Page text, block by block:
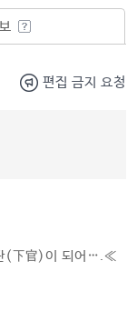
편집 금지 요청
관(下官)이 되어….≪